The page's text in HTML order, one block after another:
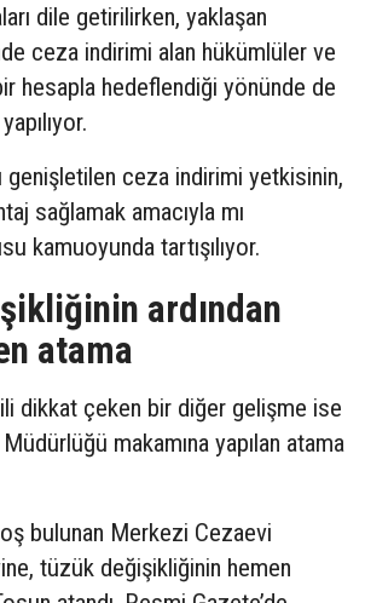
dile getirilirken, yaklaşan
ceza indirimi alan hükümlüler ve
hesapla hedeflendiği yönünde de
genişletilen ceza indirimi yetkisinin,
sağlamak amacıyla mı
kamuoyunda tartışılıyor.
ardından
atama
dikkat çeken bir diğer gelişme ise
makamına yapılan atama
bulunan Merkezi Cezaevi
tüzük değişikliğinin hemen